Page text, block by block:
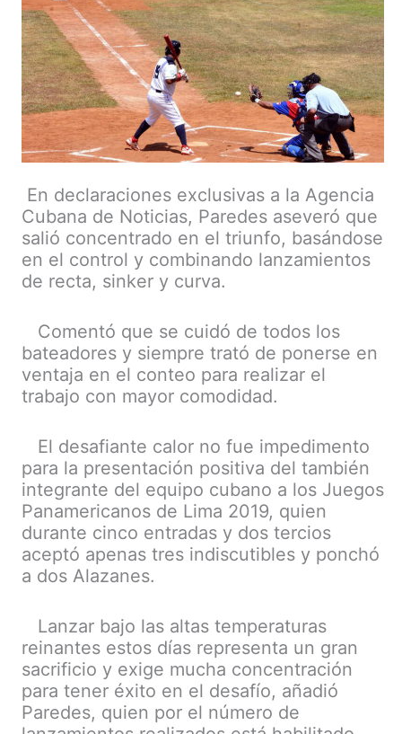
En declaraciones exclusivas a la Agencia
Cubana de Noticias, Paredes aseveró que
salió concentrado en el triunfo, basándose
en el control y combinando lanzamientos
de recta, sinker y curva.
Comentó que se cuidó de todos los
bateadores y siempre trató de ponerse en
ventaja en el conteo para realizar el
trabajo con mayor comodidad.
El desafiante calor no fue impedimento
para la presentación positiva del también
integrante del equipo cubano a los Juegos
Panamericanos de Lima 2019, quien
durante cinco entradas y dos tercios
aceptó apenas tres indiscutibles y ponchó
a dos Alazanes.
Lanzar bajo las altas temperaturas
reinantes estos días representa un gran
sacrificio y exige mucha concentración
para tener éxito en el desafío, añadió
Paredes, quien por el número de